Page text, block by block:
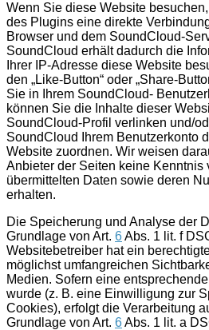
Wenn Sie diese Website
des Plugins eine direkte
Browser und dem SoundCloud-
SoundCloud erhält dadurch die
Ihrer IP-Adresse diese Website
den „Like-Button“ oder „Share-
Sie in Ihrem SoundCloud-
können Sie die Inhalte dieser
SoundCloud-Profil verlinken und/
SoundCloud Ihrem Benutzerkonto
Website zuordnen. Wir weisen
Anbieter der Seiten keine Kenntnis
übermittelten Daten sowie deren
erhalten.
Die Speicherung und Analyse der
Grundlage von Art. 6Abs. 1 lit. f
Websitebetreiber hat ein
möglichst umfangreichen
Medien. Sofern eine
wurde (z. B. eine Einwilligung zur
Cookies), erfolgt die Verarbeitung
Grundlage von Art. 6Abs. 1 lit. a